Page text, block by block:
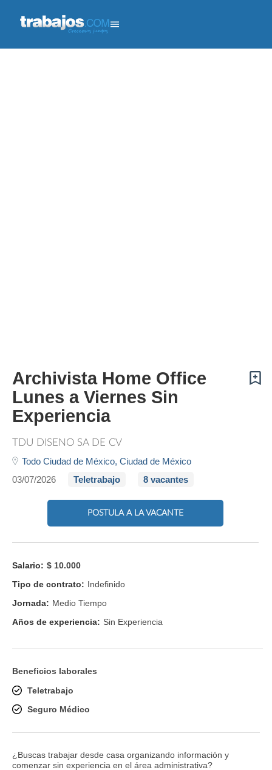
¿Buscas trabajar desde casa organizando información y comenzar sin experiencia en el área
administrativa?
Archivista Home Office
Lunes a Viernes Sin
Experiencia
TDU DISEÑO SA DE CV
Todo Ciudad de México, Ciudad de México
03/07/2026
Teletrabajo 8 vacantes
POSTULA A LA VACANTE
Salario: $ 10.000
Tipo de contrato: Indefinido
Jornada: Medio Tiempo
Años de experiencia: Sin Experiencia
Beneficios laborales
Teletrabajo
Seguro Médico
¿Buscas trabajar desde casa organizando información y
comenzar sin experiencia en el área administrativa?